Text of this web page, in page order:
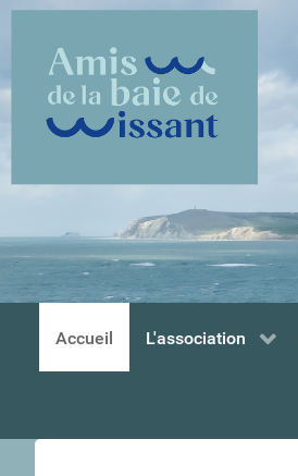
Accueil L'association